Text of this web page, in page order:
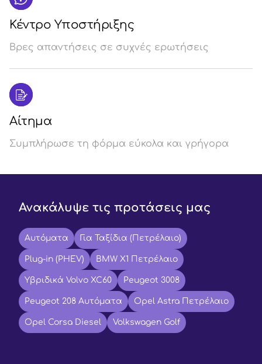
Κέντρο Υποστήριξης
Βρες απαντήσεις σε συχνές ερωτήσεις
Αίτημα
Συμπλήρωσε τη φόρμα εύκολα και γρήγορα
Ανακάλυψε τις προτάσεις μας
Αυτόματα Για Ταξίδια (Πετρέλαιο)
Plug-in (PHEV) BMW X1 Πετρέλαιο
Υβριδικά Volvo XC60 Peugeot 3008
Peugeot 208 Αυτόματα Opel Astra Πετρέλαιο
Opel Corsa Diesel Volkswagen Golf